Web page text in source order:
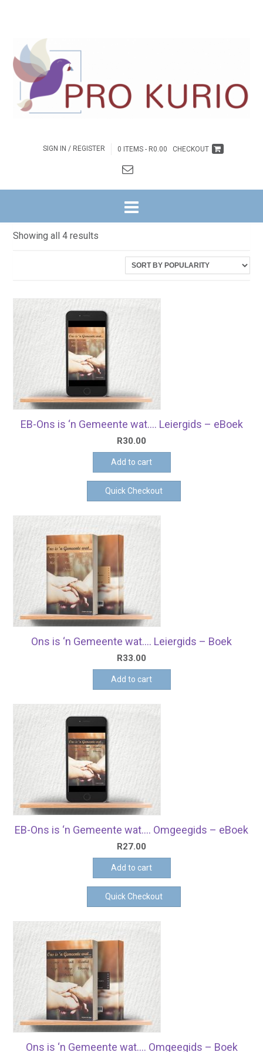
SIGN IN / REGISTER 0 ITEMS - R0.00 CHECKOUT
ONS IS ‘N GEMEENTE WAT …
Showing all 4 results
EB-Ons is ‘n Gemeente wat…. Leiergids – eBoek
R30.00
Add to cart
Quick Checkout
Ons is ‘n Gemeente wat…. Leiergids – Boek
R33.00
Add to cart
EB-Ons is ‘n Gemeente wat…. Omgeegids – eBoek
R27.00
Add to cart
Quick Checkout
Ons is ‘n Gemeente wat…. Omgeegids – Boek